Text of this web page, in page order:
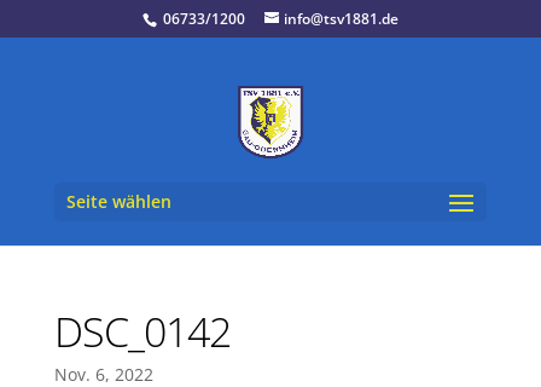
06733/1200 info@tsv1881.de
Seite wählen
DSC_0142
Nov. 6, 2022